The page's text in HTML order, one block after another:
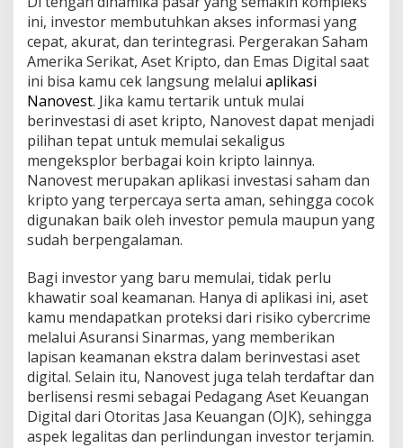
ini, investor membutuhkan akses informasi yang
cepat, akurat, dan terintegrasi. Pergerakan Saham
Amerika Serikat, Aset Kripto, dan Emas Digital saat
ini bisa kamu cek langsung melalui aplikasi
Nanovest. Jika kamu tertarik untuk mulai
berinvestasi di aset kripto, Nanovest dapat menjadi
pilihan tepat untuk memulai sekaligus
mengeksplor berbagai koin kripto lainnya.
Nanovest merupakan aplikasi investasi saham dan
kripto yang terpercaya serta aman, sehingga cocok
digunakan baik oleh investor pemula maupun yang
sudah berpengalaman.
Bagi investor yang baru memulai, tidak perlu
khawatir soal keamanan. Hanya di aplikasi ini, aset
kamu mendapatkan proteksi dari risiko cybercrime
melalui Asuransi Sinarmas, yang memberikan
lapisan keamanan ekstra dalam berinvestasi aset
digital. Selain itu, Nanovest juga telah terdaftar dan
berlisensi resmi sebagai Pedagang Aset Keuangan
Digital dari Otoritas Jasa Keuangan (OJK), sehingga
aspek legalitas dan perlindungan investor terjamin.